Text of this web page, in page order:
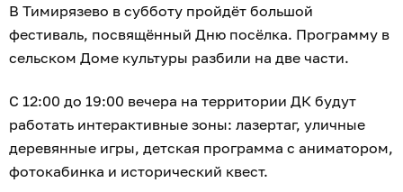
В Тимирязево в субботу пройдёт большой
фестиваль, посвящённый Дню посёлка. Программу в
сельском Доме культуры разбили на две части.
С 12:00 до 19:00 вечера на территории ДК будут
работать интерактивные зоны: лазертаг, уличные
деревянные игры, детская программа с аниматором,
фотокабинка и исторический квест.